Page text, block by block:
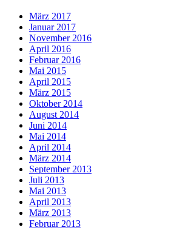
März 2017
Januar 2017
November 2016
April 2016
Februar 2016
Mai 2015
April 2015
März 2015
Oktober 2014
August 2014
Juni 2014
Mai 2014
April 2014
März 2014
September 2013
Juli 2013
Mai 2013
April 2013
März 2013
Februar 2013